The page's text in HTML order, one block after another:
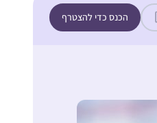
הכנס כדי להצטרף